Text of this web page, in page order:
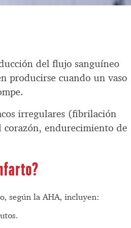
del flujo sanguíneo
producirse cuando un vaso
irregulares (fibrilación
endurecimiento de
según la AHA, incluyen: